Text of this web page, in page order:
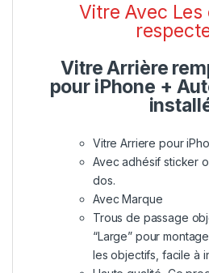
Vitre Avec
Vitre Arrière
pour iPhone +
Vitre Arriere pour
Avec adhésif sticker
dos.
Avec Marque
Trous de passage
“Large” pour
les objectifs, facile à